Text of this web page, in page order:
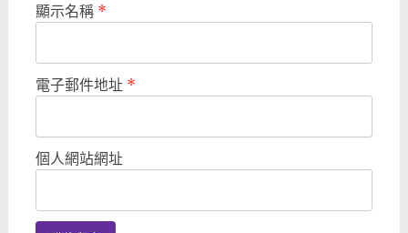
顯示名稱 *
電子郵件地址 *
個人網站網址